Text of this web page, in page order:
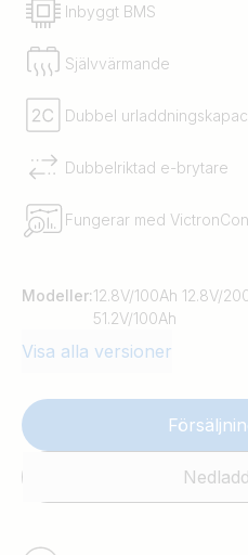
Inbyggt BMS
Självvärmande
Dubbel
Dubbelriktad e-brytare
Fungerar med
Modeller:12.8V/100Ah 12.8V/
51.2V/100Ah
Visa alla versioner